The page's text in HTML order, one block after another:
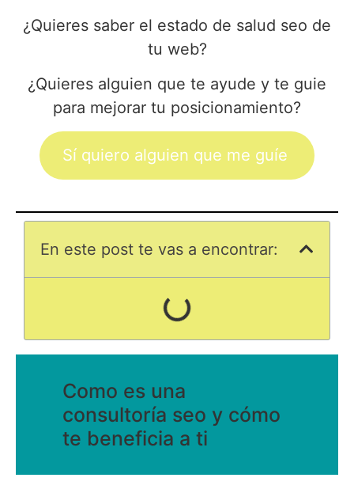
¿Quieres saber el estado de salud seo de
tu web?
¿Quieres alguien que te ayude y te guie
para mejorar tu posicionamiento?
Sí quiero alguien que me guíe
En este post te vas a encontrar:
Como es una
consultoría seo y cómo
te beneficia a ti